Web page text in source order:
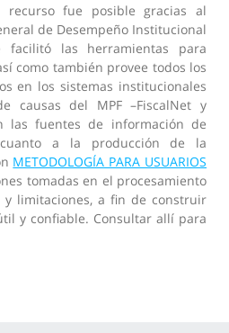
recurso fue posible gracias al
de Desempeño Institucional
facilitó las herramientas para
como también provee todos los
en los sistemas institucionales
causas del MPF –FiscalNet y
las fuentes de información de
a la producción de la
METODOLOGÍA PARA USUARIOS
tomadas en el procesamiento
y limitaciones, a fin de construir
y confiable. Consultar allí para